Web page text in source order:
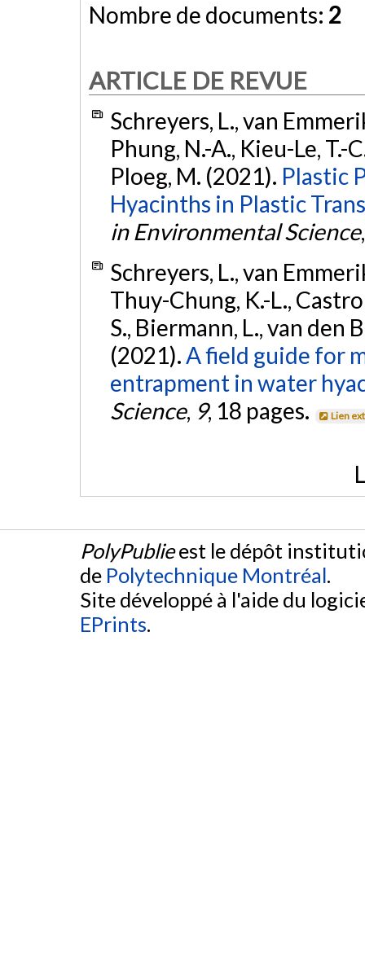
Nombre de documents: 2
ARTICLE DE REVUE
Schreyers, L., van
Phung, N.-A., Kieu-Le, T.-
Ploeg, M. (2021). Plastic
Hyacinths in Plastic
in Environmental Science
Schreyers, L., van
Thuy-Chung, K.-L.,
S., Biermann, L., van den
(2021). A field guide for
entrapment in water
Science, 9, 18 pages. Lien
PolyPublieest le dépôt
de Polytechnique Montréal.
Site développé à l'aide du
EPrints.